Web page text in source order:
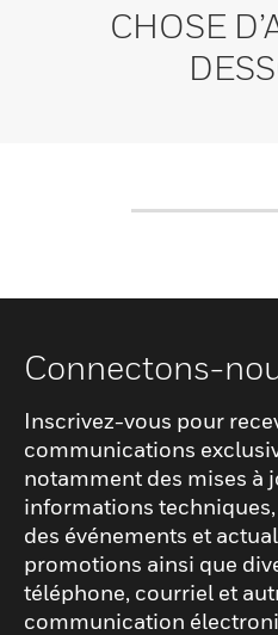
CHOSE
Connectons-
Inscrivez-vous pour
communications
notamment des mises à
informations
des événements et
promotions ainsi que
téléphone, courriel et
communication